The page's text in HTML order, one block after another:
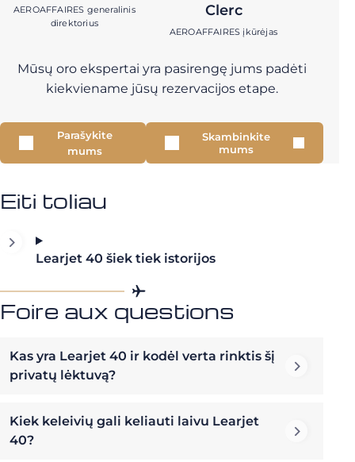
AEROAFFAIRES generalinis
direktorius
Clerc
AEROAFFAIRES įkūrėjas
Mūsų oro ekspertai yra pasirengę jums padėti
kiekviename jūsų rezervacijos etape.
Parašykite
mums
Skambinkite
mums
Eiti toliau
Learjet 40 šiek tiek istorijos
Foire aux questions
Kas yra Learjet 40 ir kodėl verta rinktis šį
privatų lėktuvą?
Kiek keleivių gali keliauti laivu Learjet
40?